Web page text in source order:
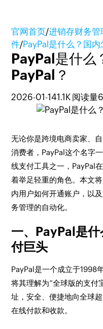
官网首页/进销存财务
件/PayPal是什么？国
PayPal是什么
PayPal？
2026-01-141.1K 阅读量
无论你是跨境电商卖家、
消费者，PayPal这个名字
线支付工具之一，PayPal
着举足轻重的角色。本文
内用户如何开通账户，以
务管理的自动化。
一、PayPal是
付巨头
PayPal是一个成立于1998
将其理解为“全球版的支付
址，安全、便捷地向全球
在线付款和收款。